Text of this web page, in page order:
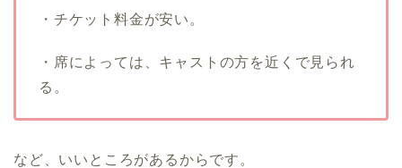
・チケット料金が安い。
・席によっては、キャストの方を近くで見られ
る。
など、いいところがあるからです。